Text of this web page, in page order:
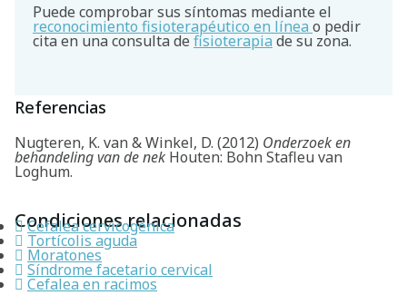
Puede comprobar sus síntomas mediante el
reconocimiento fisioterapéutico en línea o pedir
cita en una consulta de fisioterapia de su zona.
Referencias
Nugteren, K. van & Winkel, D. (2012) Onderzoek en
behandeling van de nek Houten: Bohn Stafleu van
Loghum.
Condiciones relacionadas
Cefalea cervicogénica
Tortícolis aguda
Moratones
Síndrome facetario cervical
Cefalea en racimos